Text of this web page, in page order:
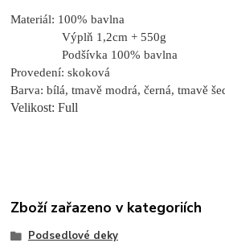
Materiál: 100% bavlna
Výplň 1,2cm + 550g
Podšívka 100% bavlna
Provedení: skoková
Barva: bílá, tmavě modrá, černá, tmavě
Velikost: Full
Zboží zařazeno v kategoriích
Podsedlové deky